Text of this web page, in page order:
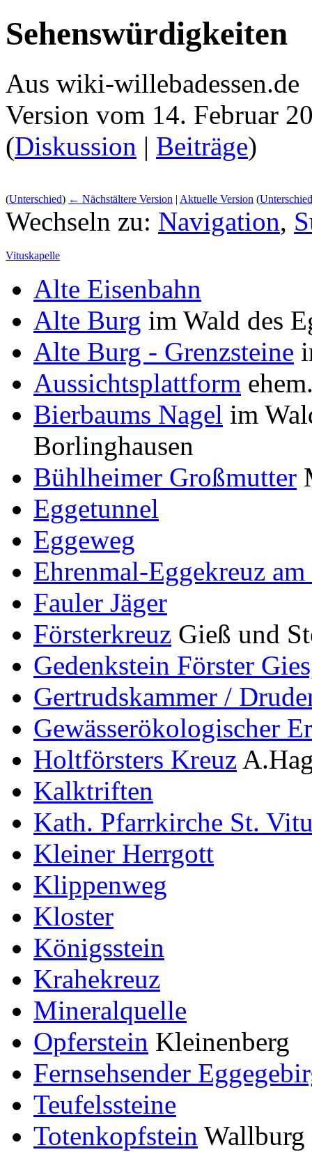
Sehenswürdigkeiten
Aus wiki-willebadessen.de
Version vom 14. Februar
(Diskussion | Beiträge)
(Unterschied) ← Nächstältere Version | Aktuelle Version (Unterschied
Wechseln zu: Navigation,
Vituskapelle
Alte Eisenbahn
Alte Burg im Wald des
Alte Burg - Grenzsteine
Aussichtsplattform
Bierbaums Nagel im
Borlinghausen
Bühlheimer Großmutter
Eggetunnel
Eggeweg
Ehrenmal-Eggekreuz
Fauler Jäger
Försterkreuz Gieß und
Gedenkstein Förster
Gertrudskammer /
Gewässerökologischer
Holtförsters Kreuz
Kalktriften
Kath. Pfarrkirche St.
Kleiner Herrgott
Klippenweg
Kloster
Königsstein
Krahekreuz
Mineralquelle
Opferstein Kleinenberg
Fernsehsender
Teufelssteine
Totenkopfstein Wallburg